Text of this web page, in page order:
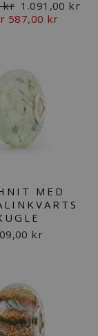
kr Udsalgspris
1.091,00 kr
587,00 kr
MED
kr